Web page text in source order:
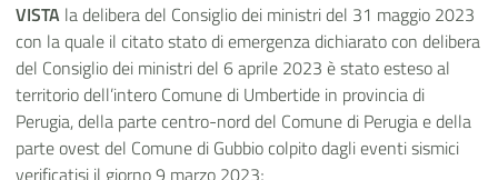
VISTA la delibera del Consiglio dei ministri del 31 maggio 2023
con la quale il citato stato di emergenza dichiarato con delibera
del Consiglio dei ministri del 6 aprile 2023 è stato esteso al
territorio dell’intero Comune di Umbertide in provincia di
Perugia, della parte centro-nord del Comune di Perugia e della
parte ovest del Comune di Gubbio colpito dagli eventi sismici
verificatisi il giorno 9 marzo 2023;